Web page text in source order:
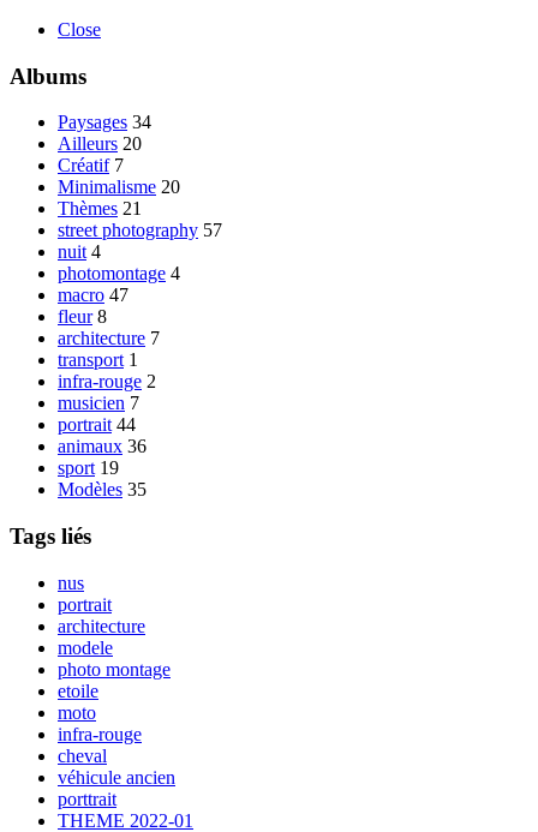
Close
Albums
Paysages 34
Ailleurs 20
Créatif 7
Minimalisme 20
Thèmes 21
street photography 57
nuit 4
photomontage 4
macro 47
fleur 8
architecture 7
transport 1
infra-rouge 2
musicien 7
portrait 44
animaux 36
sport 19
Modèles 35
Tags liés
nus
portrait
architecture
modele
photo montage
etoile
moto
infra-rouge
cheval
véhicule ancien
porttrait
THEME 2022-01